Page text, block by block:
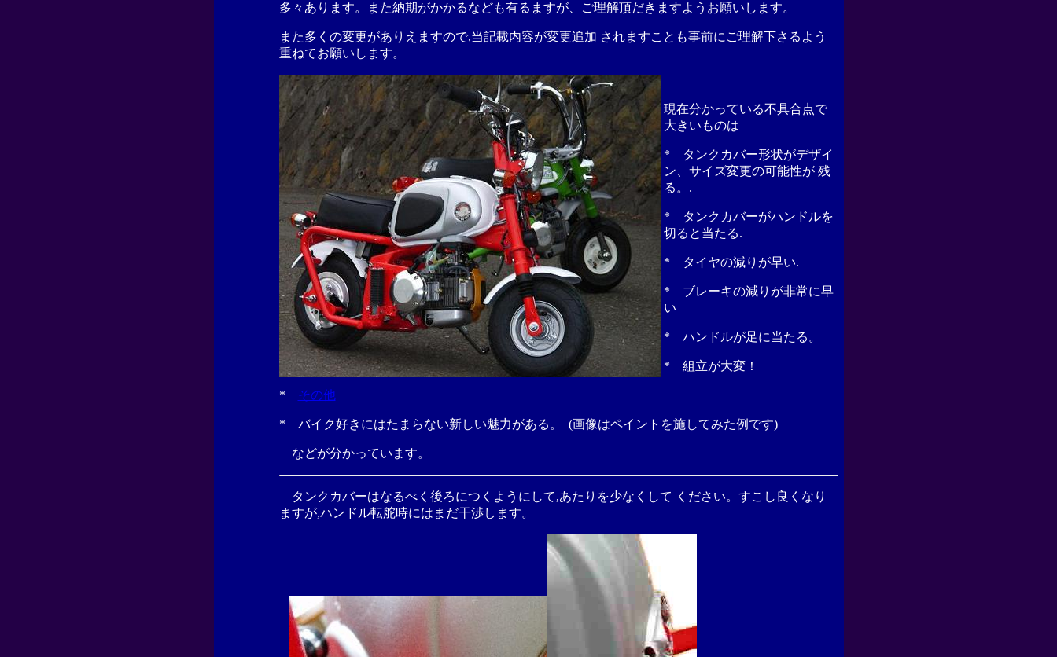
多々あります。また納期がかかるなども有るますが、ご理解頂だきますようお願いします。
また多くの変更がありえますので,当記載内容が変更追加 されますことも事前にご理解下さるよう
重ねてお願いします。
現在分かっている不具合点で
大きいものは
* タンクカバー形状がデザイ
ン、サイズ変更の可能性が 残
る。.
* タンクカバーがハンドルを
切ると当たる.
* タイヤの減りが早い.
* ブレーキの減りが非常に早
い
* ハンドルが足に当たる。
* 組立が大変！
* その他
* バイク好きにはたまらない新しい魅力がある。 (画像はペイントを施してみた例です)
などが分かっています。
タンクカバーはなるべく後ろにつくようにして,あたりを少なくして ください。すこし良くなり
ますが,ハンドル転舵時にはまだ干渉します。